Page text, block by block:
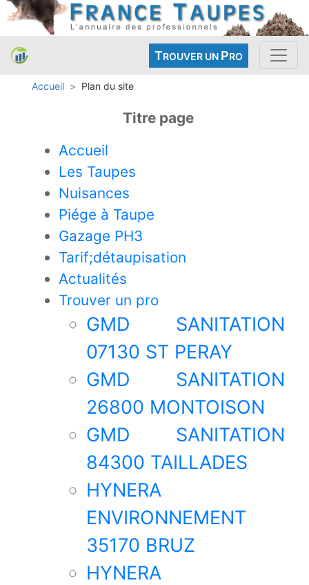
TROUVER UN PRO
Accueil Plan du site
Titre page
Accueil
Les Taupes
Nuisances
Piége à Taupe
Gazage PH3
Tarif;détaupisation
Actualités
Trouver un pro
GMD SANITATION
07130 ST PERAY
GMD SANITATION
26800 MONTOISON
GMD SANITATION
84300 TAILLADES
HYNERA
ENVIRONNEMENT
35170 BRUZ
HYNERA